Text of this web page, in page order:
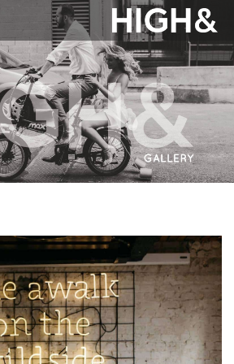
גלריה
-
הייאנד
-
אולם
אירועים
בתל